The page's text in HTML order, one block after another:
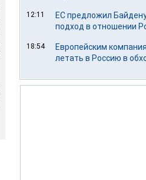
12:11
ЕС предложил
подход в отношении
18:54
Европейским
летать в Россию в